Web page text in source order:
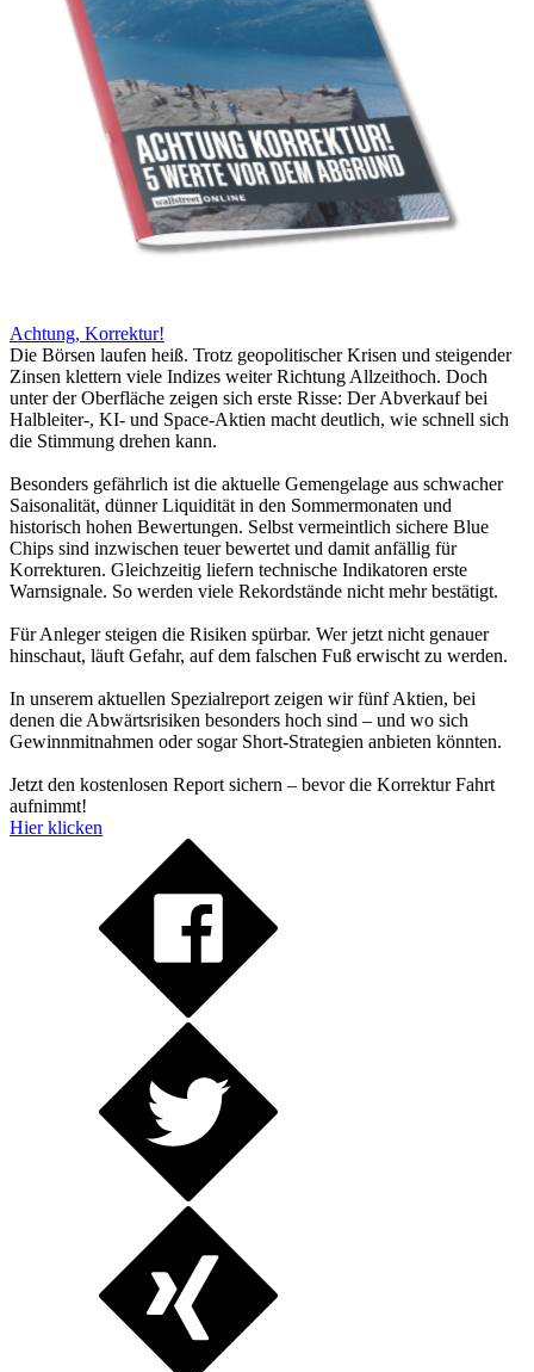
Achtung, Korrektur!
Die Börsen laufen heiß. Trotz geopolitischer Krisen und steigender
Zinsen klettern viele Indizes weiter Richtung Allzeithoch. Doch
unter der Oberfläche zeigen sich erste Risse: Der Abverkauf bei
Halbleiter-, KI- und Space-Aktien macht deutlich, wie schnell sich
die Stimmung drehen kann.
Besonders gefährlich ist die aktuelle Gemengelage aus schwacher
Saisonalität, dünner Liquidität in den Sommermonaten und
historisch hohen Bewertungen. Selbst vermeintlich sichere Blue
Chips sind inzwischen teuer bewertet und damit anfällig für
Korrekturen. Gleichzeitig liefern technische Indikatoren erste
Warnsignale. So werden viele Rekordstände nicht mehr bestätigt.
Für Anleger steigen die Risiken spürbar. Wer jetzt nicht genauer
hinschaut, läuft Gefahr, auf dem falschen Fuß erwischt zu werden.
In unserem aktuellen Spezialreport zeigen wir fünf Aktien, bei
denen die Abwärtsrisiken besonders hoch sind – und wo sich
Gewinnmitnahmen oder sogar Short-Strategien anbieten könnten.
Jetzt den kostenlosen Report sichern – bevor die Korrektur Fahrt
aufnimmt!
Hier klicken